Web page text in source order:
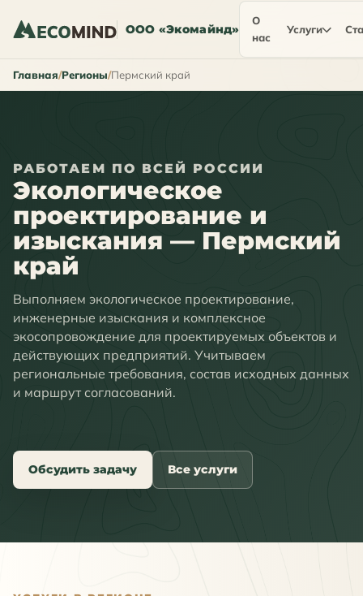
ООО «Экомайнд»
О
нас
Услуги
Главная Регионы Пермский край
РАБОТАЕМ ПО ВСЕЙ РОССИИ
Экологическое
проектирование и
изыскания — Пермский
край
Выполняем экологическое проектирование,
инженерные изыскания и комплексное
экосопровождение для проектируемых объектов и
действующих предприятий. Учитываем
региональные требования, состав исходных данных
и маршрут согласований.
Обсудить задачу Все услуги